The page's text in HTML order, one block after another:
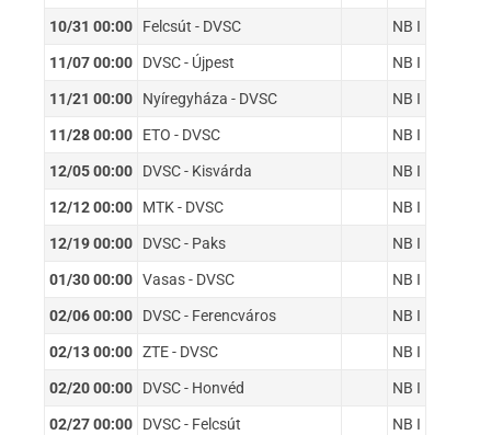
10/31 00:00 Felcsút - DVSC NB I
11/07 00:00 DVSC - Újpest NB I
11/21 00:00 Nyíregyháza - DVSC NB I
11/28 00:00 ETO - DVSC NB I
12/05 00:00 DVSC - Kisvárda NB I
12/12 00:00 MTK - DVSC NB I
12/19 00:00 DVSC - Paks NB I
01/30 00:00 Vasas - DVSC NB I
02/06 00:00 DVSC - Ferencváros NB I
02/13 00:00 ZTE - DVSC NB I
02/20 00:00 DVSC - Honvéd NB I
02/27 00:00 DVSC - Felcsút NB I